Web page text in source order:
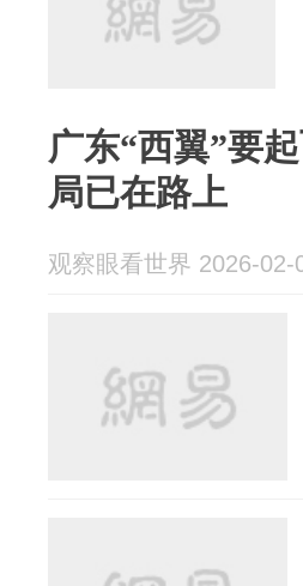
广东“西翼”要
局已在路上
观察眼看世界 2026-02-